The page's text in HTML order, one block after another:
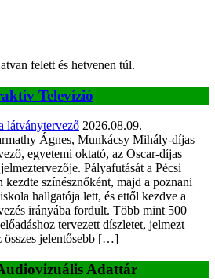
felett és hetvenen túl.
Televízió
látványtervező 2026.08.09.
Ágnes, Munkácsy Mihály-díjas
egyetemi oktató, az Oscar-díjas
Pályafutását a Pécsi
kezdte színésznőként, majd a poznani
hallgatója lett, és ettől kezdve a
irányába fordult. Több mint 500
tervezett díszletet, jelmezt
összes jelentősebb […]
Adattár